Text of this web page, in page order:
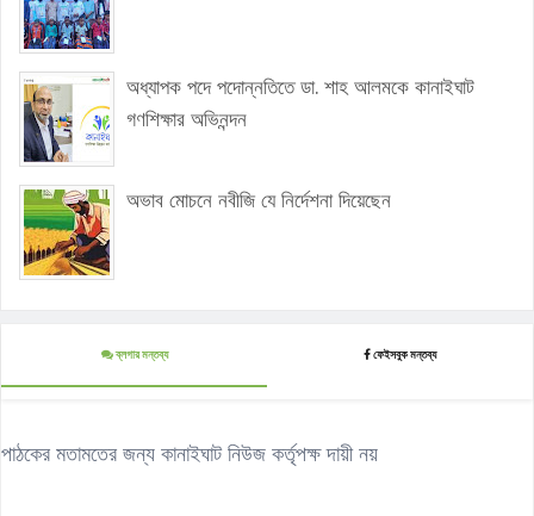
অধ্যাপক পদে পদোন্নতিতে ডা. শাহ আলমকে কানাইঘাট
গণশিক্ষার অভিনন্দন
অভাব মোচনে নবীজি যে নির্দেশনা দিয়েছেন
ব্লগার মন্তব্য ফেইসবুক মন্তব্য
পাঠকের মতামতের জন্য কানাইঘাট নিউজ কর্তৃপক্ষ দায়ী নয়